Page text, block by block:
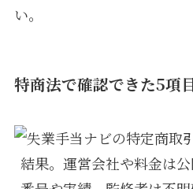
い。
特商法で確認できた5項